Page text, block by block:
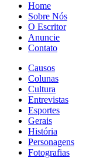
Home
Sobre Nós
O Escritor
Anuncie
Contato
Causos
Colunas
Cultura
Entrevistas
Esportes
Gerais
História
Personagens
Fotografias